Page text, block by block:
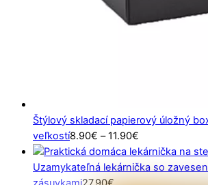
Štýlový skladací papierový úložný
veľkostí8.90€ – 11.90€
range:
8.90€
Uzamykateľná lekárnička so